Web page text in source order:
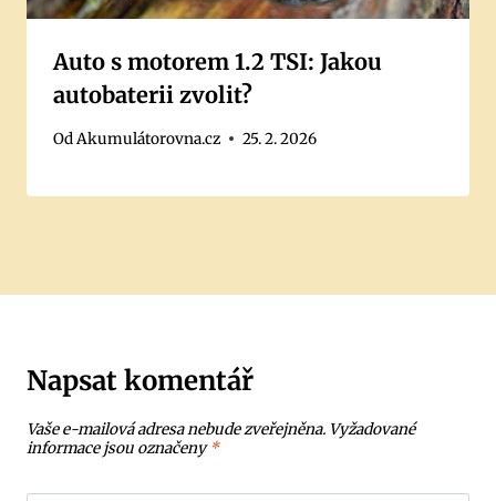
Auto s motorem 1.2 TSI: Jakou
autobaterii zvolit?
OdAkumulátorovna.cz 25. 2. 2026
Napsat komentář
Vaše e-mailová adresa nebude zveřejněna. Vyžadované
informace jsou označeny*